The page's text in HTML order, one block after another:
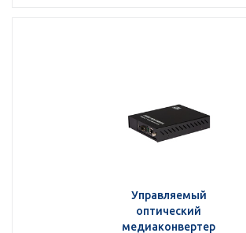
Управляемый
оптический
медиаконвертер